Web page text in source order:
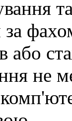
за
або
не